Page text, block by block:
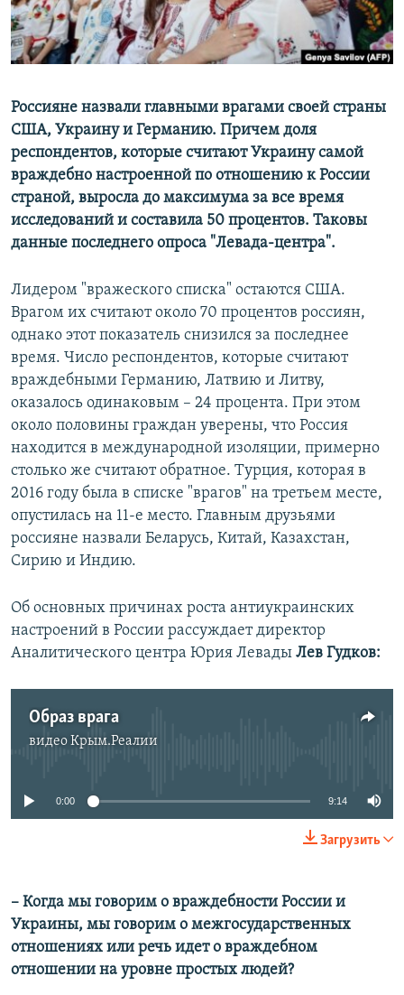
ПОБЕДИТЕЛЕЙ НЕ СУДЯТ?
КРЫМ.НЕПОКОРЕННЫЙ
УКРАИНСКАЯ ПРОБЛЕМА КРЫМА
ПРИСОЕДИНЯЙТЕСЬ!
Все сайты RFE/RL
Россияне назвали главными врагами своей страны
США, Украину и Германию. Причем доля
респондентов, которые считают Украину самой
враждебно настроенной по отношению к России
страной, выросла до максимума за все время
исследований и составила 50 процентов. Таковы
данные последнего опроса "Левада-центра".
Лидером "вражеского списка" остаются США.
Врагом их считают около 70 процентов россиян,
однако этот показатель снизился за последнее
время. Число респондентов, которые считают
враждебными Германию, Латвию и Литву,
оказалось одинаковым – 24 процента. При этом
около половины граждан уверены, что Россия
находится в международной изоляции, примерно
столько же считают обратное. Турция, которая в
2016 году была в списке "врагов" на третьем месте,
опустилась на 11-е место. Главным друзьями
россияне назвали Беларусь, Китай, Казахстан,
Сирию и Индию.
Об основных причинах роста антиукраинских
настроений в России рассуждает директор
Аналитического центра Юрия Левады Лев Гудков:
Образ врага
видеоКрым.Реалии
0:00 9:14
Загрузить
–​ Когда мы говорим о враждебности России и
Украины, мы говорим о межгосударственных
отношениях или речь идет о враждебном
отношении на уровне простых людей?